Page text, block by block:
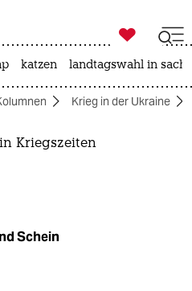
ich

taz zahl ich
katzen landtagswahl in
Krieg in der Ukraine
Kriegszeiten
Schein